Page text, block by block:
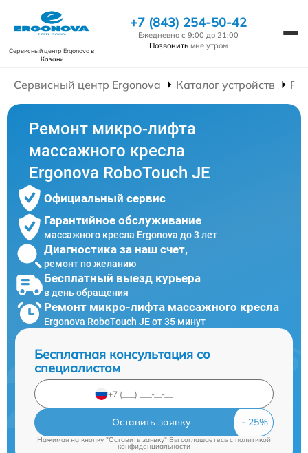
Сервисный центр Ergonovaв
Казани
+7 (843) 254-50-42
Ежедневно с 9:00 до 21:00
Позвонить мне утром
Сервисный центр Ergonova Каталог устройств
Ремонт микро-лифта
массажного кресла
Ergonova RoboTouch JE
Официальный сервис
Гарантийное обслуживание
массажного кресла Ergonova до 3 лет
Диагностика за наш счет,
ремонт по желанию
Бесплатный выезд курьера
в день обращения
Ремонт микро-лифта массажного кресла
Ergonova RoboTouch JE от 35 минут
Бесплатная консультация со
специалистом
Оставить заявку
Нажимая на кнопку "Оставить заявку" Вы соглашаетесь cполитикой
конфиденциальности